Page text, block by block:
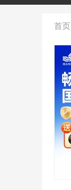
首页